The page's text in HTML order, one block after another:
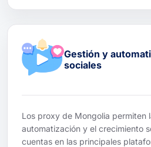
Gestión y
sociales
Los proxy de Mongolia permiten
automatización y el crecimiento
cuentas en las principales